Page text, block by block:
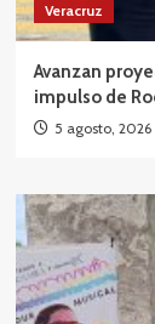
Veracruz
Avanzan
impulso de
5 agosto, 2026